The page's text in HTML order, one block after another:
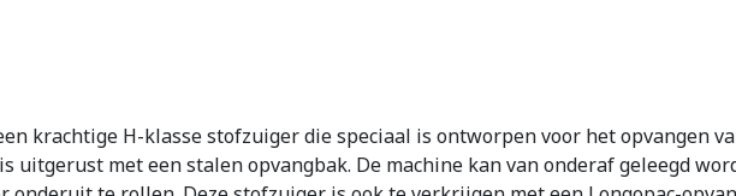
krachtige H-klasse stofzuiger die speciaal is ontworpen voor het opvangen
uitgerust met een stalen opvangbak. De machine kan van onderaf geleegd